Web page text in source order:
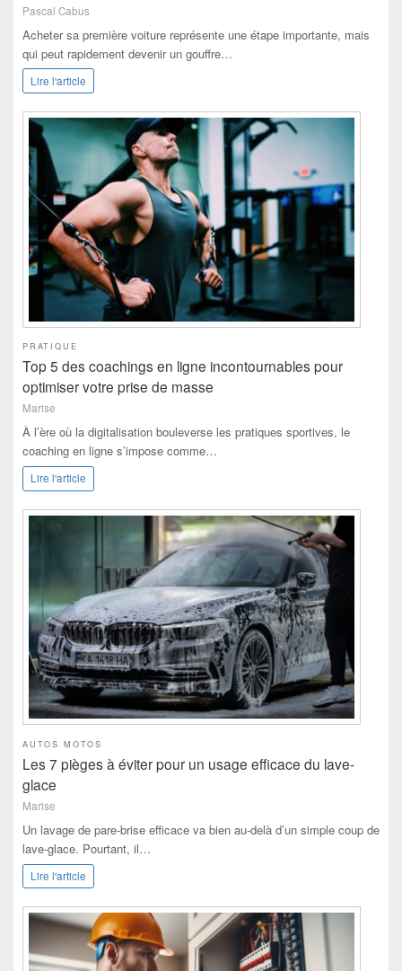
Pascal Cabus
Acheter sa première voiture représente une étape importante, mais
qui peut rapidement devenir un gouffre…
Lire l'article
PRATIQUE
Top 5 des coachings en ligne incontournables pour
optimiser votre prise de masse
Marise
À l’ère où la digitalisation bouleverse les pratiques sportives, le
coaching en ligne s’impose comme…
Lire l'article
AUTOS MOTOS
Les 7 pièges à éviter pour un usage efficace du lave-
glace
Marise
Un lavage de pare-brise efficace va bien au-delà d’un simple coup de
lave-glace. Pourtant, il…
Lire l'article